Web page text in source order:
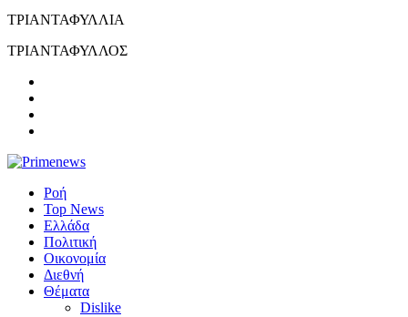
ΤΡΙΑΝΤΑΦΥΛΛΙΑ
ΤΡΙΑΝΤΑΦΥΛΛΟΣ
Ροή
Top News
Ελλάδα
Πολιτική
Οικονομία
Διεθνή
Θέματα
Dislike